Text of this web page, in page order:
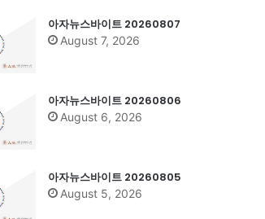
아자뉴스바이트 20260807
August 7, 2026
아자뉴스바이트 20260806
August 6, 2026
아자뉴스바이트 20260805
August 5, 2026